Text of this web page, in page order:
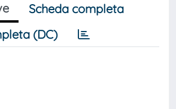
Scheda completa
(DC)